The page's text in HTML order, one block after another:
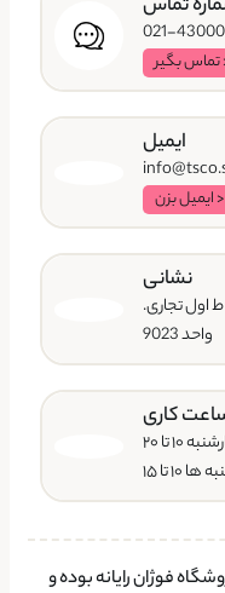
تماس
تماس بگیر
ایمیل
< ایمیل بزن
نشانی
ط اول تجاری.
واحد 9023
کاری
۱۰ تا ۲۰
۱۰ تا ۱۵
فوژان رایانه بوده و